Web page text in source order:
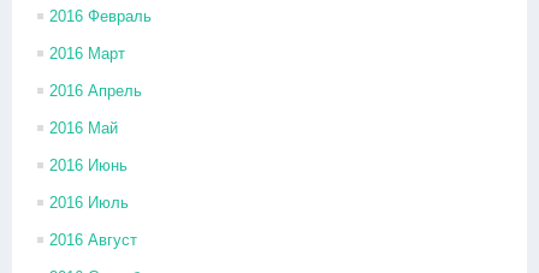
2016 Февраль
2016 Март
2016 Апрель
2016 Май
2016 Июнь
2016 Июль
2016 Август